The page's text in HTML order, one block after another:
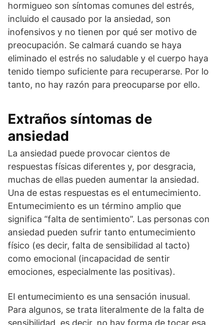
hormigueo son síntomas comunes del estrés,
incluido el causado por la ansiedad, son
inofensivos y no tienen por qué ser motivo de
preocupación. Se calmará cuando se haya
eliminado el estrés no saludable y el cuerpo haya
tenido tiempo suficiente para recuperarse. Por lo
tanto, no hay razón para preocuparse por ello.
Extraños síntomas de
ansiedad
La ansiedad puede provocar cientos de
respuestas físicas diferentes y, por desgracia,
muchas de ellas pueden aumentar la ansiedad.
Una de estas respuestas es el entumecimiento.
Entumecimiento es un término amplio que
significa “falta de sentimiento”. Las personas con
ansiedad pueden sufrir tanto entumecimiento
físico (es decir, falta de sensibilidad al tacto)
como emocional (incapacidad de sentir
emociones, especialmente las positivas).
El entumecimiento es una sensación inusual.
Para algunos, se trata literalmente de la falta de
sensibilidad, es decir, no hay forma de tocar esa